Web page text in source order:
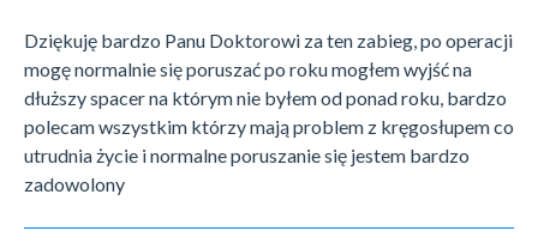
Dziękuję bardzo Panu Doktorowi za ten zabieg, po operacji
mogę normalnie się poruszać po roku mogłem wyjść na
dłuższy spacer na którym nie byłem od ponad roku, bardzo
polecam wszystkim którzy mają problem z kręgosłupem co
utrudnia życie i normalne poruszanie się jestem bardzo
zadowolony